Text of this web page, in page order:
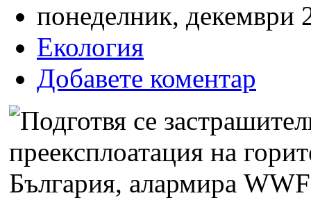
понеделник, декември
Екология
Добавете коментар